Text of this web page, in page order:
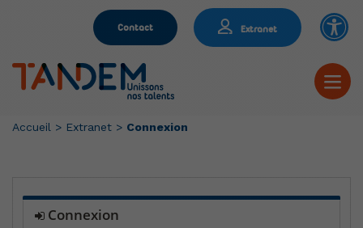
Contact Extranet
Accueil > Extranet > Connexion
Connexion